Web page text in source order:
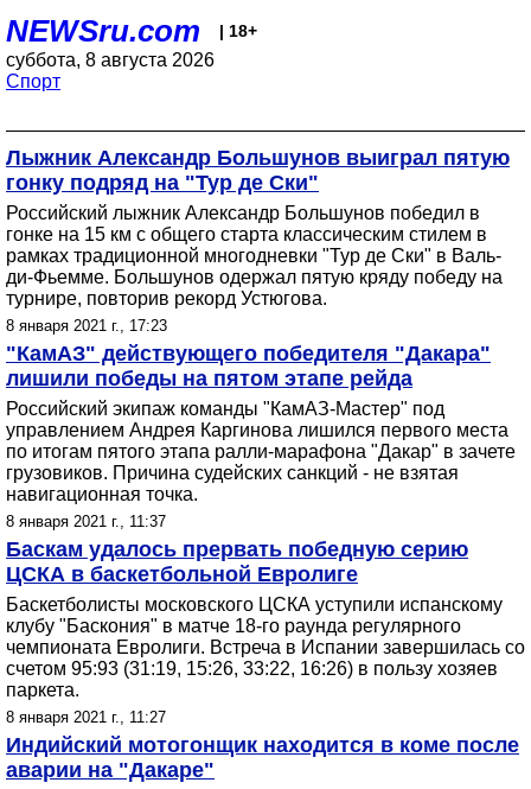
NEWSru.com | 18+
суббота, 8 августа 2026
Спорт
Лыжник Александр Большунов выиграл пятую
гонку подряд на "Тур де Ски"
Российский лыжник Александр Большунов победил в
гонке на 15 км с общего старта классическим стилем в
рамках традиционной многодневки "Тур де Ски" в Валь-
ди-Фьемме. Большунов одержал пятую кряду победу на
турнире, повторив рекорд Устюгова.
8 января 2021 г., 17:23
"КамАЗ" действующего победителя "Дакара"
лишили победы на пятом этапе рейда
Российский экипаж команды "КамАЗ-Мастер" под
управлением Андрея Каргинова лишился первого места
по итогам пятого этапа ралли-марафона "Дакар" в зачете
грузовиков. Причина судейских санкций - не взятая
навигационная точка.
8 января 2021 г., 11:37
Баскам удалось прервать победную серию
ЦСКА в баскетбольной Евролиге
Баскетболисты московского ЦСКА уступили испанскому
клубу "Баскония" в матче 18-го раунда регулярного
чемпионата Евролиги. Встреча в Испании завершилась со
счетом 95:93 (31:19, 15:26, 33:22, 16:26) в пользу хозяев
паркета.
8 января 2021 г., 11:27
Индийский мотогонщик находится в коме после
аварии на "Дакаре"